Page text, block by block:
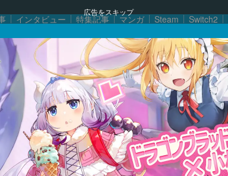
広告をスキップ
インタビュー 特集記事 マンガ Steam Switch2